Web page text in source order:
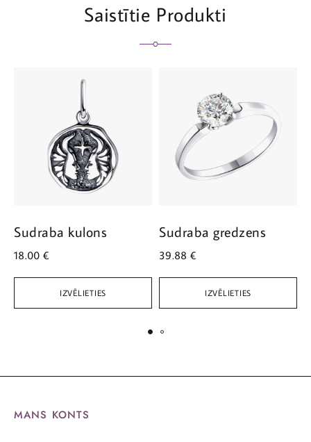
Saistītie Produkti
IZVĒLIETIES
Sudraba kulons
18.00 €
IZVĒLIETIES
Sudraba gredzens
39.88 €
MANS KONTS